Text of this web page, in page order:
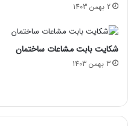
2 بهمن 1403
شکایت بابت مشاعات ساختمان
3 بهمن 1403